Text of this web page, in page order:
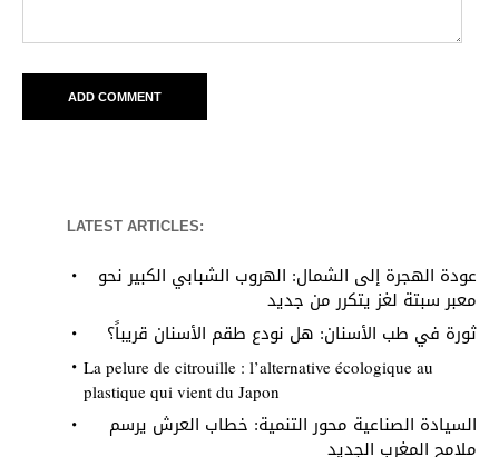
LATEST ARTICLES:
عودة الهجرة إلى الشمال: الهروب الشبابي الكبير نحو
معبر سبتة لغز يتكرر من جديد
ثورة في طب الأسنان: هل نودع طقم الأسنان قريباً؟
La pelure de citrouille : l’alternative écologique au
plastique qui vient du Japon
السيادة الصناعية محور التنمية: خطاب العرش يرسم
ملامح المغرب الجديد